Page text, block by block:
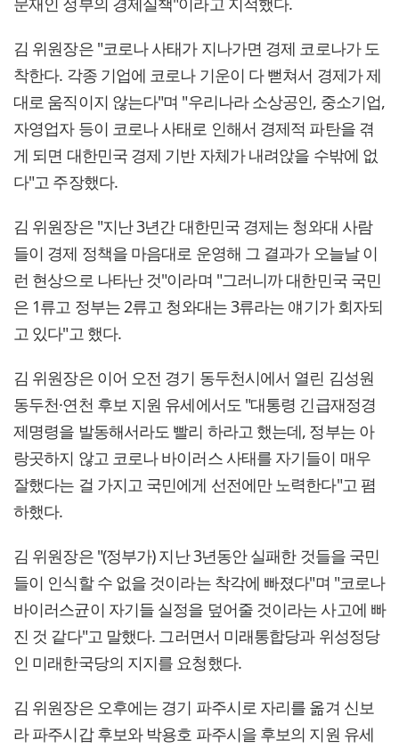
김 위원장은 "코로나 사태가 지나가면 경제 코로나가 도
착한다. 각종 기업에 코로나 기운이 다 뻗쳐서 경제가 제
대로 움직이지 않는다"며 "우리나라 소상공인, 중소기업,
자영업자 등이 코로나 사태로 인해서 경제적 파탄을 겪
게 되면 대한민국 경제 기반 자체가 내려앉을 수밖에 없
다"고 주장했다.
김 위원장은 "지난 3년간 대한민국 경제는 청와대 사람
들이 경제 정책을 마음대로 운영해 그 결과가 오늘날 이
런 현상으로 나타난 것"이라며 "그러니까 대한민국 국민
은 1류고 정부는 2류고 청와대는 3류라는 얘기가 회자되
고 있다"고 했다.
김 위원장은 이어 오전 경기 동두천시에서 열린 김성원
동두천·연천 후보 지원 유세에서도 "대통령 긴급재정경
제명령을 발동해서라도 빨리 하라고 했는데, 정부는 아
랑곳하지 않고 코로나 바이러스 사태를 자기들이 매우
잘했다는 걸 가지고 국민에게 선전에만 노력한다"고 폄
하했다.
김 위원장은 "(정부가) 지난 3년동안 실패한 것들을 국민
들이 인식할 수 없을 것이라는 착각에 빠졌다"며 "코로나
바이러스균이 자기들 실정을 덮어줄 것이라는 사고에 빠
진 것 같다"고 말했다. 그러면서 미래통합당과 위성정당
인 미래한국당의 지지를 요청했다.
김 위원장은 오후에는 경기 파주시로 자리를 옮겨 신보
라 파주시갑 후보와 박용호 파주시을 후보의 지원 유세